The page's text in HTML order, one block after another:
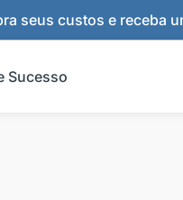
seus custos e receba
Sucesso